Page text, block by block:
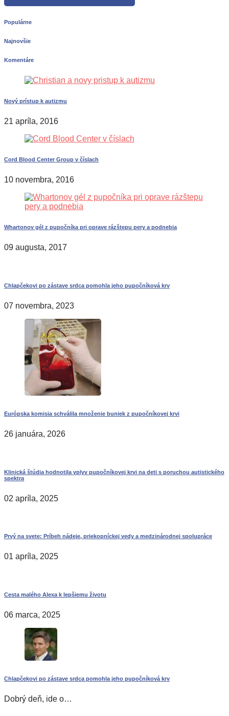
Populárne
Najnovšie
Komentáre
Nový prístup k autizmu
21 apríla, 2016
Cord Blood Center Group v číslach
10 novembra, 2016
Whartonov gél z pupočníka pri oprave rázštepu pery a podnebia
09 augusta, 2017
Chlapčekovi po zástave srdca pomohla jeho pupočníková krv
07 novembra, 2023
Európska komisia schválila množenie buniek z pupočníkovej krvi
26 januára, 2026
Klinická štúdia hodnotila vplyv pupočníkovej krvi na deti s poruchou autistického
spektra
02 apríla, 2025
Prvý na svete: Príbeh nádeje, priekopníckej vedy a medzinárodnej spolupráce
01 apríla, 2025
Cesta malého Alexa k lepšiemu životu
06 marca, 2025
Chlapčekovi po zástave srdca pomohla jeho pupočníková krv
Dobrý deň, ide o…